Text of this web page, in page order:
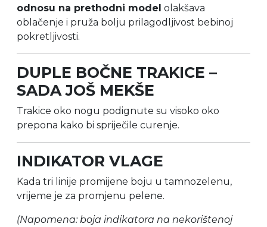
odnosu na prethodni model olakšava
oblačenje i pruža bolju prilagodljivost bebinoj
pokretljivosti.
DUPLE BOČNE TRAKICE –
SADA JOŠ MEKŠE
Trakice oko nogu podignute su visoko oko
prepona kako bi spriječile curenje.
INDIKATOR VLAGE
Kada tri linije promijene boju u tamnozelenu,
vrijeme je za promjenu pelene.
(Napomena: boja indikatora na nekorištenoj